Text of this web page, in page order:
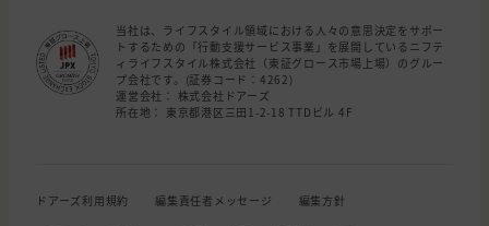
当社は、ライフスタイル領域における人々の意思決定をサポー
トするための「行動支援サービス事業」を展開しているニフテ
ィライフスタイル株式会社（東証グロース市場上場）のグルー
プ会社です。(証券コード：4262)
運営会社： 株式会社ドアーズ
所在地： 東京都港区三田1-2-18 TTDビル 4F
ドアーズ利用規約 編集責任者メッセージ 編集方針